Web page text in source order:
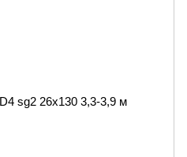
sg2 26x130 3,3-3,9 м